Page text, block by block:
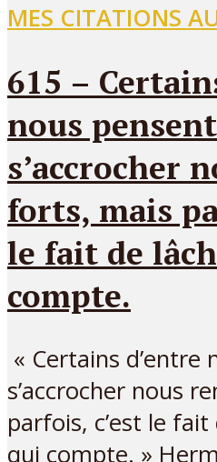
MES CITATIONS
615 –
nous
s’accrocher
forts, mais
le fait de
compte.
« Certains d’entre
s’accrocher nous
parfois, c’est le
qui compte. »